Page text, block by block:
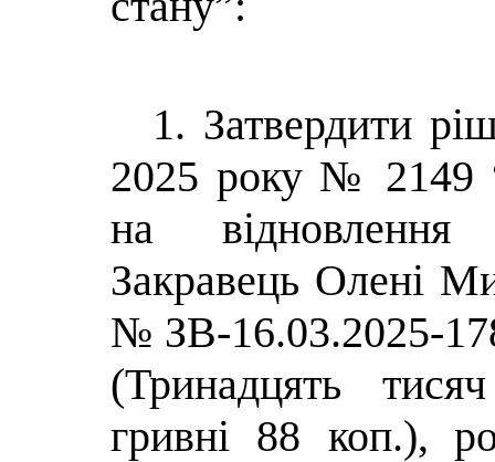
1. Затвердити
2025 року № 2149
на відновлення
Закравець Олені
№ ЗВ-16.03.2025-
(Тринадцять
гривнi 88 коп.),